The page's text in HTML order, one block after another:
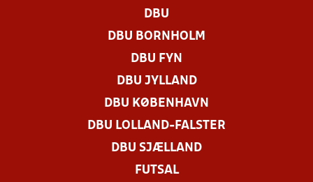
DBU
DBU BORNHOLM
DBU FYN
DBU JYLLAND
DBU KØBENHAVN
DBU LOLLAND-FALSTER
DBU SJÆLLAND
FUTSAL